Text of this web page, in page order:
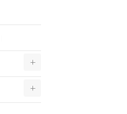
+
+